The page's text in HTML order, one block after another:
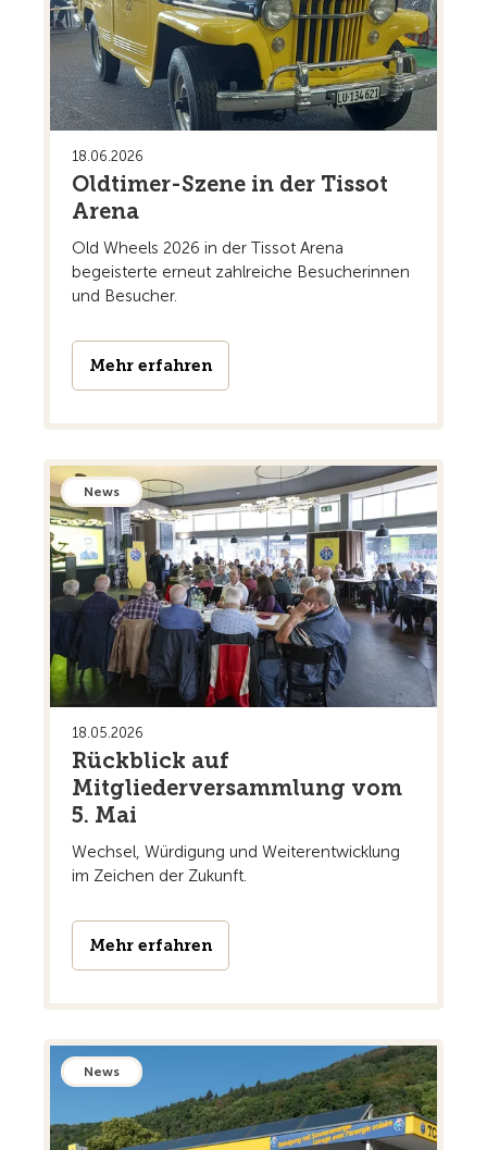
18.06.2026
Oldtimer-Szene in der Tissot
Arena
Old Wheels 2026 in der Tissot Arena
begeisterte erneut zahlreiche Besucherinnen
und Besucher.
Mehr erfahren
News
18.05.2026
Rückblick auf
Mitgliederversammlung vom
5. Mai
Wechsel, Würdigung und Weiterentwicklung
im Zeichen der Zukunft.
Mehr erfahren
News